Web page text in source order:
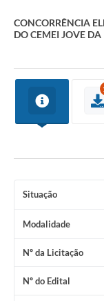
Transparência Pública
Telefones Úteis
Ouvidoria
Cavernas do Peruaçu
Galeria de Fotos
CONCORRÊNCIA
DO CEMEI JOVE
Situação
Modalidade
Nº da Licitação
Nº do Edital